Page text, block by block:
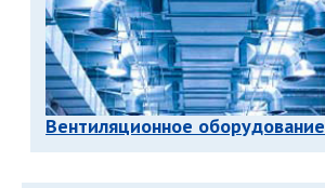
Вентиляционное оборудование